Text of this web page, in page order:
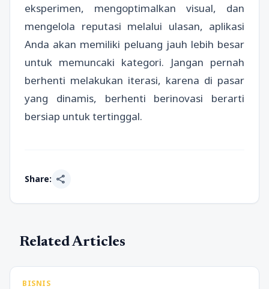
eksperimen, mengoptimalkan visual, dan
mengelola reputasi melalui ulasan, aplikasi
Anda akan memiliki peluang jauh lebih besar
untuk memuncaki kategori. Jangan pernah
berhenti melakukan iterasi, karena di pasar
yang dinamis, berhenti berinovasi berarti
bersiap untuk tertinggal.
Share: share
Related Articles
BISNIS